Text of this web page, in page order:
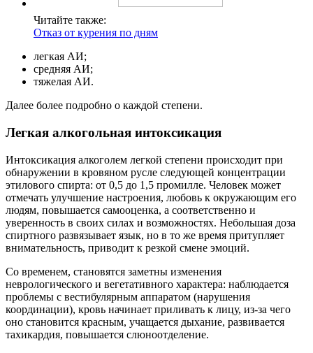
Читайте также:
Отказ от курения по дням
легкая АИ;
средняя АИ;
тяжелая АИ.
Далее более подробно о каждой степени.
Легкая алкогольная интоксикация
Интоксикация алкоголем легкой степени происходит при
обнаружении в кровяном русле следующей концентрации
этилового спирта: от 0,5 до 1,5 промилле. Человек может
отмечать улучшение настроения, любовь к окружающим его
людям, повышается самооценка, а соответственно и
уверенность в своих силах и возможностях. Небольшая доза
спиртного развязывает язык, но в то же время притупляет
внимательность, приводит к резкой смене эмоций.
Со временем, становятся заметны изменения
неврологического и вегетативного характера: наблюдается
проблемы с вестибулярным аппаратом (нарушения
координации), кровь начинает приливать к лицу, из-за чего
оно становится красным, учащается дыхание, развивается
тахикардия, повышается слюноотделение.